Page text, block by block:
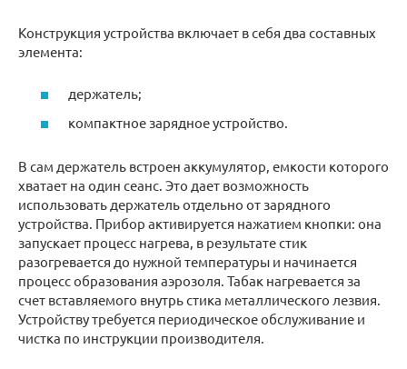
Конструкция устройства включает в себя два составных
элемента:
держатель;
компактное зарядное устройство.
В сам держатель встроен аккумулятор, емкости которого
хватает на один сеанс. Это дает возможность
использовать держатель отдельно от зарядного
устройства. Прибор активируется нажатием кнопки: она
запускает процесс нагрева, в результате стик
разогревается до нужной температуры и начинается
процесс образования аэрозоля. Табак нагревается за
счет вставляемого внутрь стика металлического лезвия.
Устройству требуется периодическое обслуживание и
чистка по инструкции производителя.